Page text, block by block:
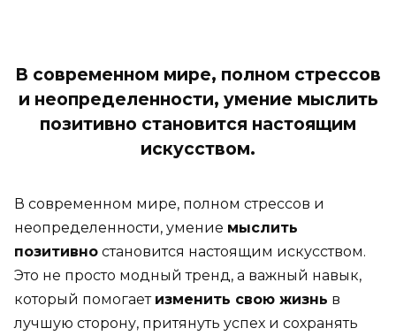
В современном мире, полном стрессов
и неопределенности, умение мыслить
позитивно становится настоящим
искусством.
В современном мире, полном стрессов и
неопределенности, умение мыслить
позитивно становится настоящим искусством.
Это не просто модный тренд, а важный навык,
который помогает изменить свою жизнь в
лучшую сторону, притянуть успех и сохранять